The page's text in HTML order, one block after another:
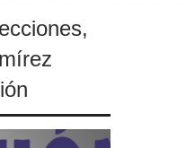
agresor escapara tras atacar a
iba dirigido contra Cali durante la
,